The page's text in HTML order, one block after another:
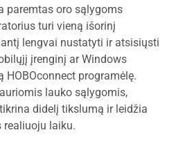
paremtas oro sąlygoms
turi vieną išorinį
lengvai nustatyti ir atsisiųsti
įrenginį ar Windows
programėlę.
lauko sąlygomis,
didelį tikslumą ir leidžia
realiuoju laiku.